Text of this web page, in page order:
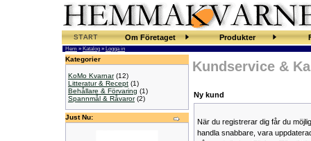
START Om Företaget Produkter
Hem » Katalog » Logga in
Kategorier
KoMo Kvarnar(12)
Litteratur & Recept (1)
Behållare & Förvaring (1)
Spannmål & Råvaror(2)
Just Nu:
Kundservice &
Ny kund
När du registrerar dig får du
handla snabbare, vara